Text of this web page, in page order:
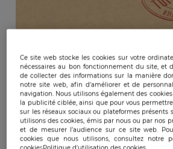
Ce site web stocke les cookies sur votre
nécessaires au bon fonctionnement du site, et
de collecter des informations sur la manière
notre site web, afin d’améliorer et de
navigation. Nous utilisons également des
la publicité ciblée, ainsi que pour vous
sur les réseaux sociaux ou plateformes présents
utilisons des cookies, émis par nous ou par nos
et de mesurer l’audience sur ce site web.
cookies que nous utilisons, consultez notre